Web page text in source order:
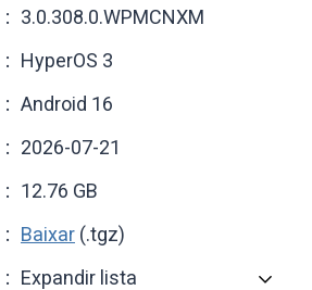
3.0.308.0.WPMCNXM
HyperOS 3
Android 16
2026-07-21
12.76 GB
Baixar (.tgz)
Expandir lista